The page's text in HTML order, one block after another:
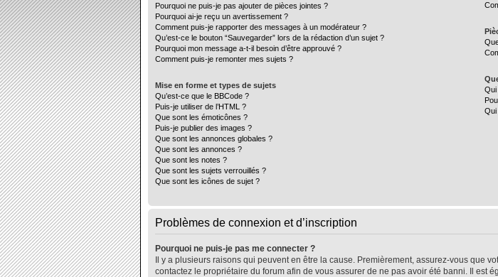
Pourquoi ne puis-je pas ajouter de pièces jointes ?
Pourquoi ai-je reçu un avertissement ?
Comment puis-je rapporter des messages à un modérateur ?
Qu’est-ce le bouton “Sauvegarder” lors de la rédaction d’un sujet ?
Pourquoi mon message a-t-il besoin d’être approuvé ?
Comment puis-je remonter mes sujets ?
Mise en forme et types de sujets
Qu’est-ce que le BBCode ?
Puis-je utiliser de l’HTML ?
Que sont les émoticônes ?
Puis-je publier des images ?
Que sont les annonces globales ?
Que sont les annonces ?
Que sont les notes ?
Que sont les sujets verrouillés ?
Que sont les icônes de sujet ?
Qui
Problèmes de connexion et d’inscription
Pourquoi ne puis-je pas me connecter ?
Il y a plusieurs raisons qui peuvent en être la cause. Premièrement, assurez-vous que
contactez le propriétaire du forum afin de vous assurer de ne pas avoir été banni. Il est